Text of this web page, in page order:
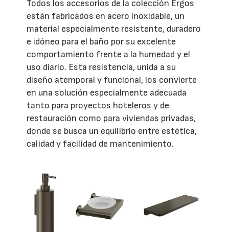
Todos los accesorios de la colección Ergos
están fabricados en acero inoxidable, un
material especialmente resistente, duradero
e idóneo para el baño por su excelente
comportamiento frente a la humedad y el
uso diario. Esta resistencia, unida a su
diseño atemporal y funcional, los convierte
en una solución especialmente adecuada
tanto para proyectos hoteleros y de
restauración como para viviendas privadas,
donde se busca un equilibrio entre estética,
calidad y facilidad de mantenimiento.